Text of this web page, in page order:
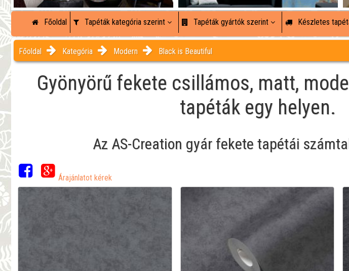
Főoldal Tapéták kategória szerint Tapéták gyártók szerint Készletes
Főoldal Kategória Modern Black is Beautiful
Gyönyörű fekete csillámos, matt,
tapéták egy helyen.
Az AS-Creation gyár fekete tapétái
Árajánlatot kérek